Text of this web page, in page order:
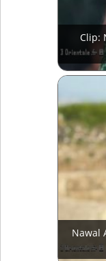
Clip:
Nawal